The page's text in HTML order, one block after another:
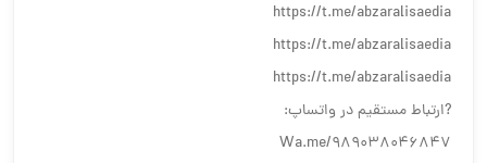
https://t.me/abzaralisaedia
https://t.me/abzaralisaedia
https://t.me/abzaralisaedia
?ارتباط مستقیم در واتساپ:
Wa.me/989038046847